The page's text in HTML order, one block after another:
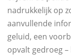
nadrukkelijk op
aanvullende
geluid, een
opvalt gedroeg